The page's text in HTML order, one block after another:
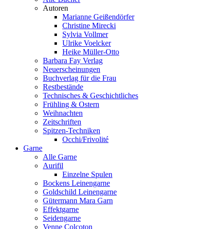
Autoren
Marianne Geißendörfer
Christine Mirecki
Sylvia Vollmer
Ulrike Voelcker
Heike Müller-Otto
Barbara Fay Verlag
Neuerscheinungen
Buchverlag für die Frau
Restbestände
Technisches & Geschichtliches
Frühling & Ostern
Weihnachten
Zeitschriften
Spitzen-Techniken
Occhi/Frivolité
Garne
Alle Garne
Aurifil
Einzelne Spulen
Bockens Leinengarne
Goldschild Leinengarne
Gütermann Mara Garn
Effektgarne
Seidengarne
Venne Colcoton